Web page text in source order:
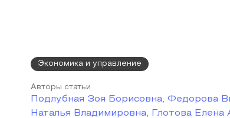
Экономика и управление
Авторы статьи
Подлубная Зоя Борисовна, Федорова
Наталья Владимировна, Глотова Елена